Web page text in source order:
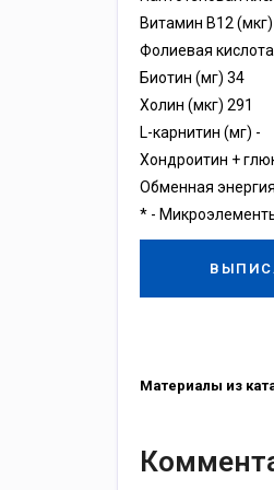
Витамин В12 (мкг)
Фолиевая
Биотин (мг) 34
Холин (мкг) 291
L-карнитин (мг) -
Хондроитин +
Обменная
* -
Материалы из